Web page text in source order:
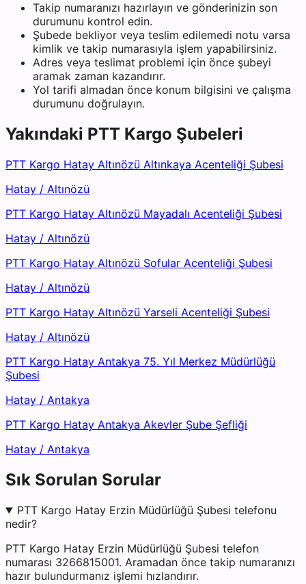
Takip numaranızı hazırlayın ve gönderinizin son
durumunu kontrol edin.
Şubede bekliyor veya teslim edilemedi notu varsa
kimlik ve takip numarasıyla işlem yapabilirsiniz.
Adres veya teslimat problemi için önce şubeyi
aramak zaman kazandırır.
Yol tarifi almadan önce konum bilgisini ve çalışma
durumunu doğrulayın.
Yakındaki PTT Kargo Şubeleri
PTT Kargo Hatay Altınözü Altınkaya Acenteliği Şubesi
Hatay / Altınözü
PTT Kargo Hatay Altınözü Mayadalı Acenteliği Şubesi
Hatay / Altınözü
PTT Kargo Hatay Altınözü Sofular Acenteliği Şubesi
Hatay / Altınözü
PTT Kargo Hatay Altınözü Yarseli Acenteliği Şubesi
Hatay / Altınözü
PTT Kargo Hatay Antakya 75. Yıl Merkez Müdürlüğü
Şubesi
Hatay / Antakya
PTT Kargo Hatay Antakya Akevler Şube Şefliği
Hatay / Antakya
Sık Sorulan Sorular
PTT Kargo Hatay Erzin Müdürlüğü Şubesi telefonu
nedir?
PTT Kargo Hatay Erzin Müdürlüğü Şubesi telefon
numarası 3266815001. Aramadan önce takip numaranızı
hazır bulundurmanız işlemi hızlandırır.